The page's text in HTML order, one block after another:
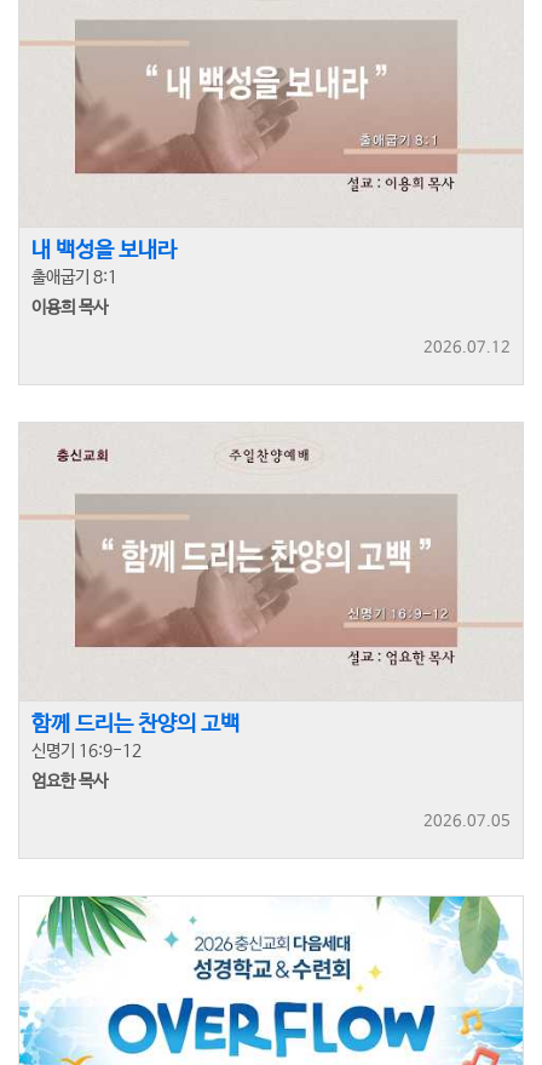
내 백성을 보내라
출애굽기 8:1
이용희 목사
2026.07.12
함께 드리는 찬양의 고백
신명기 16:9-12
엄요한 목사
2026.07.05